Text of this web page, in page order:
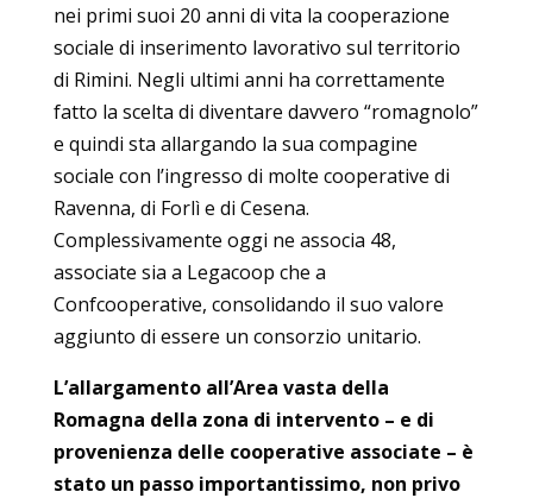
nei primi suoi 20 anni di vita la cooperazione
sociale di inserimento lavorativo sul territorio
di Rimini. Negli ultimi anni ha correttamente
fatto la scelta di diventare davvero “romagnolo”
e quindi sta allargando la sua compagine
sociale con l’ingresso di molte cooperative di
Ravenna, di Forlì e di Cesena.
Complessivamente oggi ne associa 48,
associate sia a Legacoop che a
Confcooperative, consolidando il suo valore
aggiunto di essere un consorzio unitario.
L’allargamento all’Area vasta della
Romagna della zona di intervento – e di
provenienza delle cooperative associate – è
stato un passo importantissimo, non privo